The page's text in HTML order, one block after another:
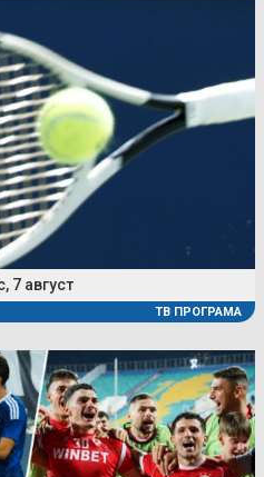
7 август
ТВ ПРОГРАМА